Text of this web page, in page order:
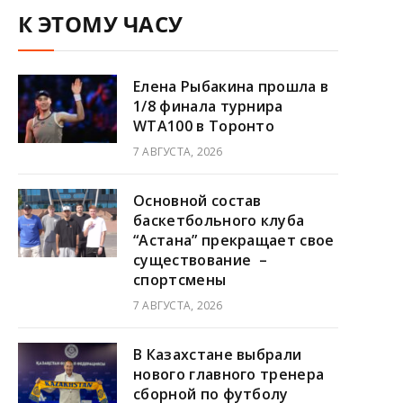
К ЭТОМУ ЧАСУ
Елена Рыбакина прошла в
1/8 финала турнира
WTA100 в Торонто
7 АВГУСТА, 2026
Основной состав
баскетбольного клуба
“Астана” прекращает свое
существование –
спортсмены
7 АВГУСТА, 2026
В Казахстане выбрали
нового главного тренера
сборной по футболу